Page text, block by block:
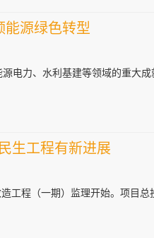
能源绿色转型
电力、水利基建等领域的重大
生工程有新进展
工程（一期）监理开始。项目